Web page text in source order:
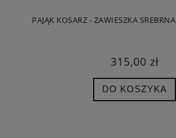
PAJĄK KOSARZ - ZAWIESZKA SREBRNA
315,00 zł
DO KOSZYKA